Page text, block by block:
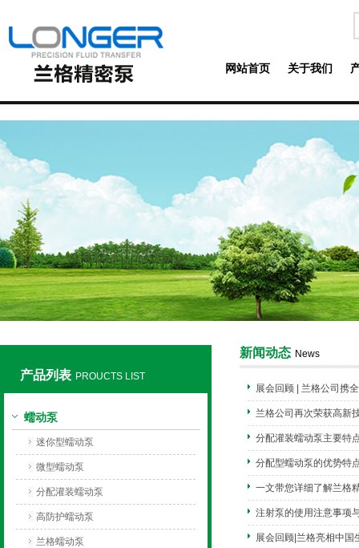
网站首页 关于我们
产品列表 PROUCTS LIST
蠕动泵
迷你型蠕动泵
微型蠕动泵
分配灌装蠕动泵
高防护蠕动泵
兰格蠕动泵
新闻动态 News
展会回顾 | 兰格公司携
兰格公司再次荣获高新
分配灌装蠕动泵主要特
分配型蠕动泵的优势特
一文带您详细了解兰格
注射泵的使用注意事项
展会回顾|兰格亮相中国